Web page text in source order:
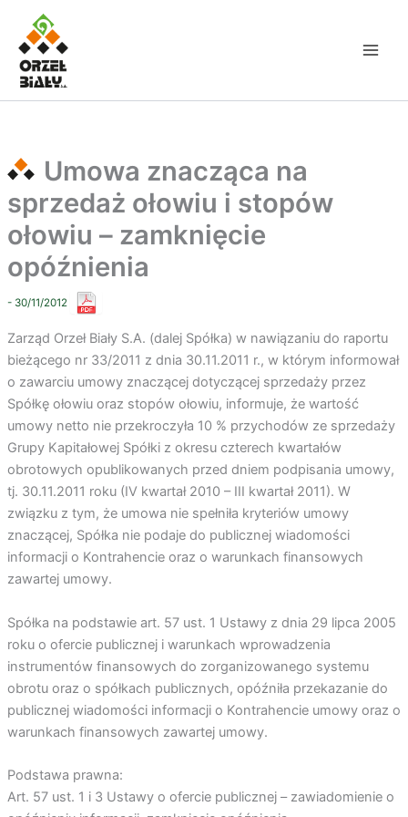
Przejdź
treści
Umowa znacząca na
sprzedaż ołowiu i stopów
ołowiu – zamknięcie
opóźnienia
- 30/11/2012
Zarząd Orzeł Biały S.A. (dalej Spółka) w nawiązaniu do raportu
bieżącego nr 33/2011 z dnia 30.11.2011 r., w którym informował
o zawarciu umowy znaczącej dotyczącej sprzedaży przez
Spółkę ołowiu oraz stopów ołowiu, informuje, że wartość
umowy netto nie przekroczyła 10 % przychodów ze sprzedaży
Grupy Kapitałowej Spółki z okresu czterech kwartałów
obrotowych opublikowanych przed dniem podpisania umowy,
tj. 30.11.2011 roku (IV kwartał 2010 – III kwartał 2011). W
związku z tym, że umowa nie spełniła kryteriów umowy
znaczącej, Spółka nie podaje do publicznej wiadomości
informacji o Kontrahencie oraz o warunkach finansowych
zawartej umowy.
Spółka na podstawie art. 57 ust. 1 Ustawy z dnia 29 lipca 2005
roku o ofercie publicznej i warunkach wprowadzenia
instrumentów finansowych do zorganizowanego systemu
obrotu oraz o spółkach publicznych, opóźniła przekazanie do
publicznej wiadomości informacji o Kontrahencie umowy oraz o
warunkach finansowych zawartej umowy.
Podstawa prawna:
Art. 57 ust. 1 i 3 Ustawy o ofercie publicznej – zawiadomienie o